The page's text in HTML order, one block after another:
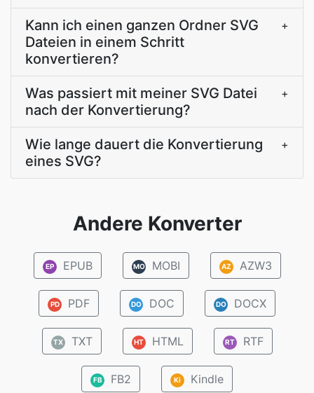
Kann ich einen ganzen Ordner SVG
Dateien in einem Schritt
konvertieren?
+
Was passiert mit meiner SVG Datei
nach der Konvertierung?
+
Wie lange dauert die Konvertierung
eines SVG?
+
Andere Konverter
EP EPUB MO MOBI AZ AZW3
PD PDF DO DOC DO DOCX
TX TXT HT HTML RT RTF
FB FB2 Ki Kindle